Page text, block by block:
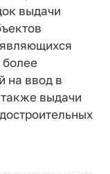
выдачи
являющихся
на ввод в
выдачи